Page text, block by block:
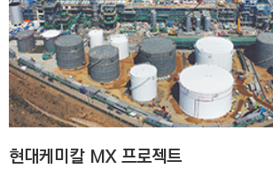
현대케미칼 MX 프로젝트